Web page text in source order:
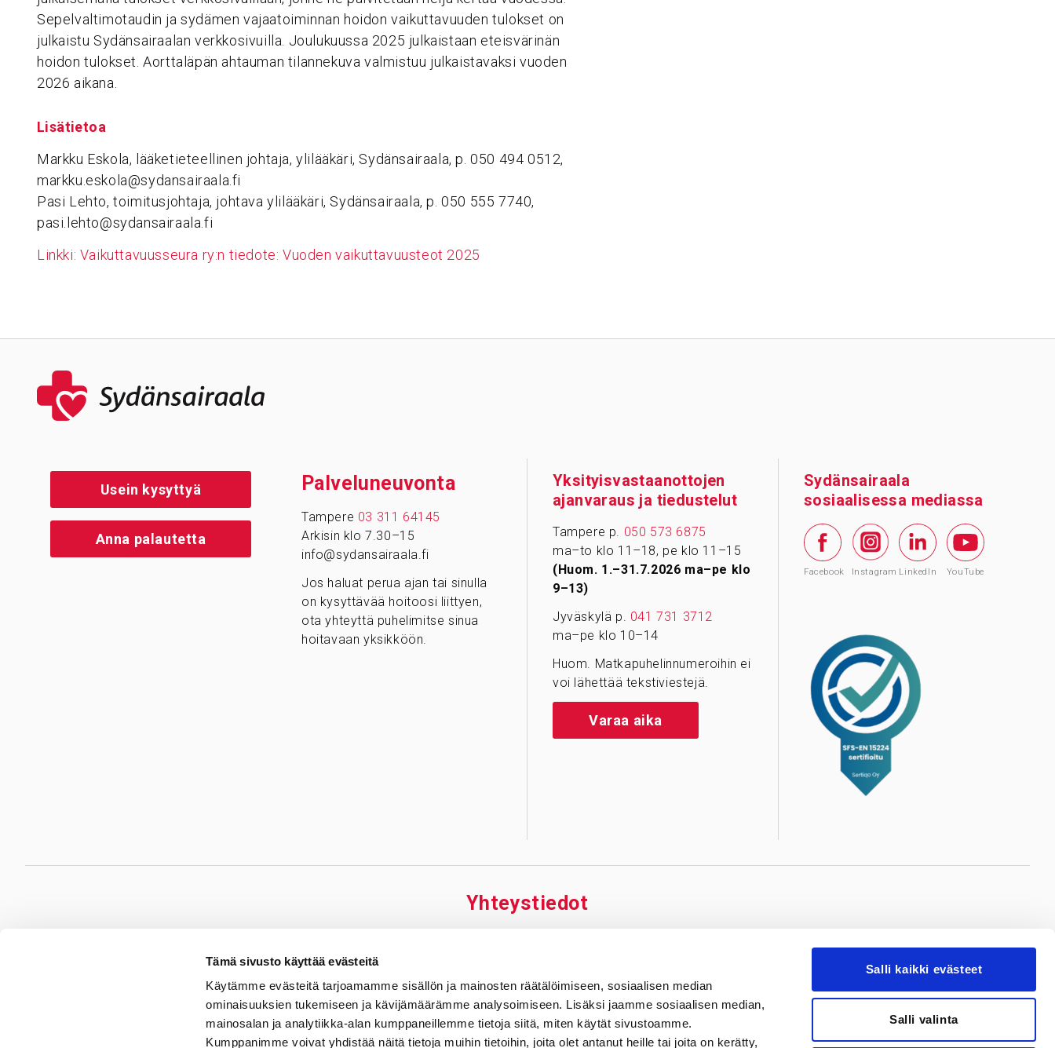
Tämä sivusto käyttää evästeitä
Käytämme evästeitä tarjoamamme sisällön ja mainosten räätälöimiseen, sosiaalisen median
ominaisuuksien tukemiseen ja kävijämäärämme analysoimiseen. Lisäksi jaamme sosiaalisen median,
mainosalan ja analytiikka-alan kumppaneillemme tietoja siitä, miten käytät sivustoamme.
Kumppanimme voivat yhdistää näitä tietoja muihin tietoihin, joita olet antanut heille tai joita on kerätty,
Salli kaikki evästeet
Salli valinta
Sepelvaltimotaudin ja sydämen vajaatoiminnan hoidon vaikuttavuuden tulokset on
julkaistu Sydänsairaalan verkkosivuilla. Joulukuussa 2025 julkaistaan eteisvärinän
hoidon tulokset. Aorttaläpän ahtauman tilannekuva valmistuu julkaistavaksi vuoden
2026 aikana.
Lisätietoa
Markku Eskola, lääketieteellinen johtaja, ylilääkäri, Sydänsairaala, p. 050 494 0512,
markku.eskola@sydansairaala.fi
Pasi Lehto, toimitusjohtaja, johtava ylilääkäri, Sydänsairaala, p. 050 555 7740,
pasi.lehto@sydansairaala.fi
Linkki: Vaikuttavuusseura ry:n tiedote: Vuoden vaikuttavuusteot 2025
Usein kysyttyä
Anna palautetta
Palve­lu­neu­vonta
Tampere 03 311 64145
Arkisin klo 7.30–15
info@sydansairaala.fi
Jos haluat perua ajan tai sinulla
on kysyttävää hoitoosi liittyen,
ota yhteyttä puhelimitse sinua
hoitavaan yksikköön.
Yksityisvastaanottojen
ajanvaraus ja tiedustelut
Tampere p. 050 573 6875
ma–to klo 11–18, pe klo 11–15
(Huom. 1.–31.7.2026 ma–pe klo
9–13)
Jyväskylä p. 041 731 3712
ma–pe klo 10–14
Huom. Matkapuhelinnumeroihin ei
voi lähettää tekstiviestejä.
Varaa aika
Sydänsairaala
sosiaalisessa mediassa
Facebook Instagram LinkedIn YouTube
Yhteys­tiedot
Hämeenlinna
Sydänsairaala Assi
Sairaalakatu 3B
13530 Hämeenlinna
03 6291
Jyväskylä
Sydänsairaala Nova
Hoitajantie 3
40620 Jyväskylä
P. 014 269 1811
Sydänsairaala Assi,
Riihimäen toimipiste
Kontiontie 77
11120 Riihimäki
Tampereen
Sydänsairaala
Elämänaukio 1
33520 Tampere
Sydänsairaala
Ulvajankatu 20
37600 Valkeakoski